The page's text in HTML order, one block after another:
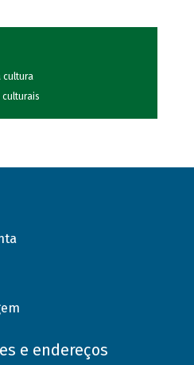
cultura
culturais
e endereços